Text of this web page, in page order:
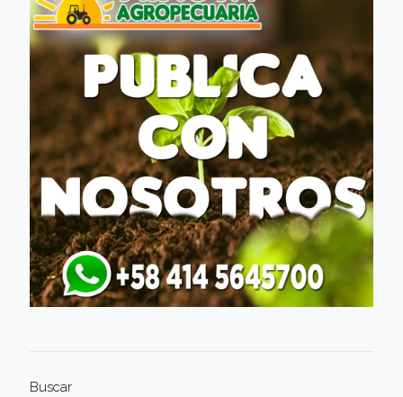
Buscar